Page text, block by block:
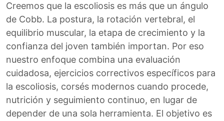
Creemos que la escoliosis es más que un ángulo
de Cobb. La postura, la rotación vertebral, el
equilibrio muscular, la etapa de crecimiento y la
confianza del joven también importan. Por eso
nuestro enfoque combina una evaluación
cuidadosa, ejercicios correctivos específicos para
la escoliosis, corsés modernos cuando procede,
nutrición y seguimiento continuo, en lugar de
depender de una sola herramienta. El objetivo es